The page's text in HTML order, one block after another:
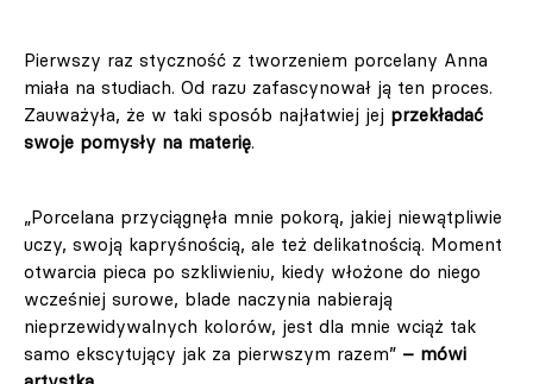
Pierwszy raz styczność z tworzeniem porcelany Anna
miała na studiach. Od razu zafascynował ją ten proces.
Zauważyła, że w taki sposób najłatwiej jej przekładać
swoje pomysły na materię.
„Porcelana przyciągnęła mnie pokorą, jakiej niewątpliwie
uczy, swoją kapryśnością, ale też delikatnością. Moment
otwarcia pieca po szkliwieniu, kiedy włożone do niego
wcześniej surowe, blade naczynia nabierają
nieprzewidywalnych kolorów, jest dla mnie wciąż tak
samo ekscytujący jak za pierwszym razem” – mówi